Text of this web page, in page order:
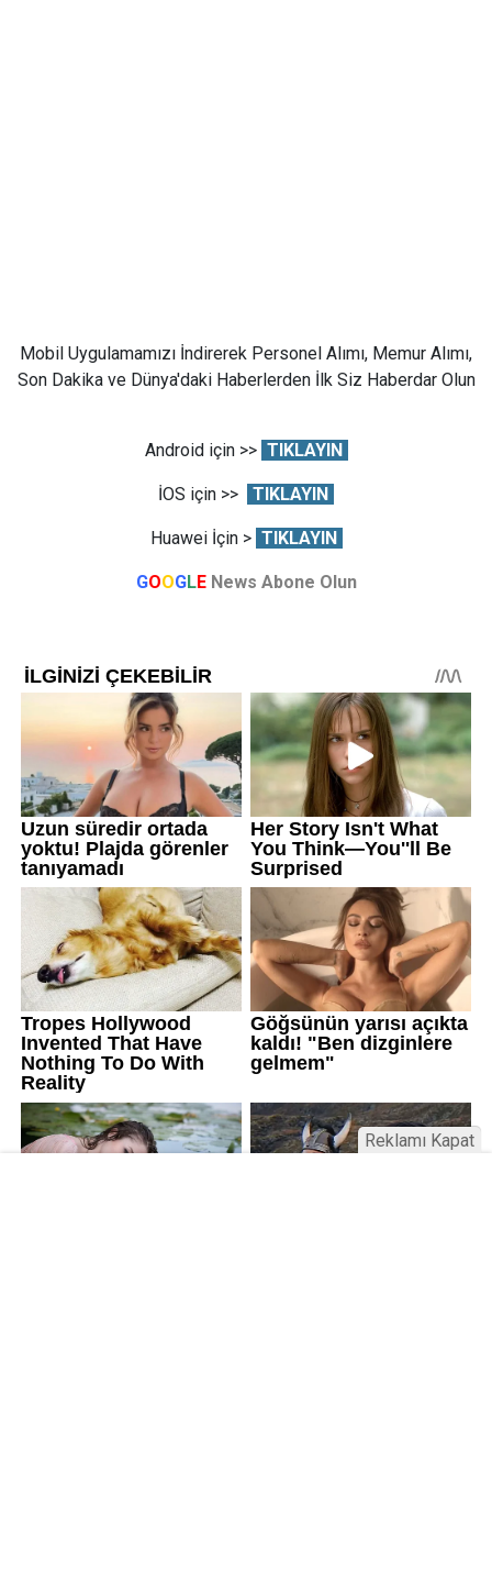
Mobil Uygulamamızı İndirerek Personel Alımı, Memur Alımı,
Son Dakika ve Dünya'daki Haberlerden İlk Siz Haberdar Olun
Android için >> TIKLAYIN
İOS için >> TIKLAYIN
Huawei İçin > TIKLAYIN
GOOGLE News Abone Olun
Reklamı Kapat